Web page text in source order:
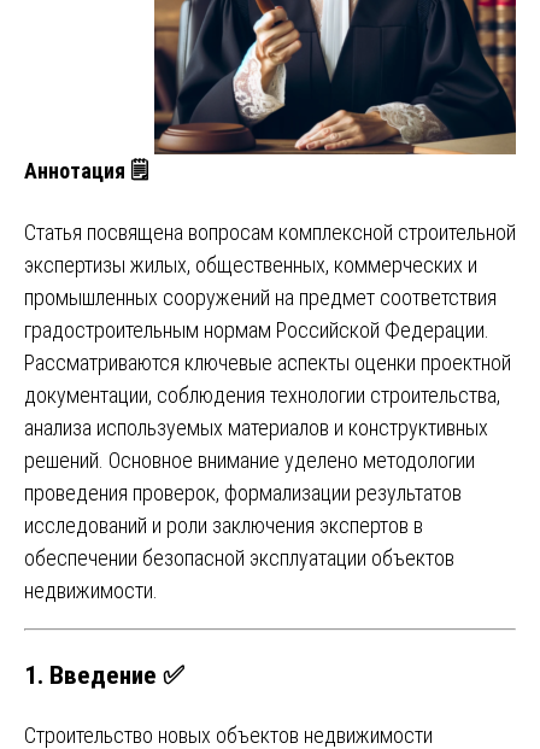
Аннотация 🗒️
Статья посвящена вопросам комплексной строительной
экспертизы жилых, общественных, коммерческих и
промышленных сооружений на предмет соответствия
градостроительным нормам Российской Федерации.
Рассматриваются ключевые аспекты оценки проектной
документации, соблюдения технологии строительства,
анализа используемых материалов и конструктивных
решений. Основное внимание уделено методологии
проведения проверок, формализации результатов
исследований и роли заключения экспертов в
обеспечении безопасной эксплуатации объектов
недвижимости.
1. Введение ✅
Строительство новых объектов недвижимости